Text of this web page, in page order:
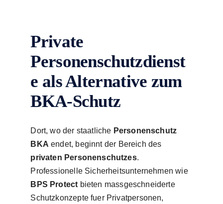
Private
Personenschutzdienst
e als Alternative zum
BKA-Schutz
Dort, wo der staatliche Personenschutz
BKA endet, beginnt der Bereich des
privaten Personenschutzes.
Professionelle Sicherheitsunternehmen wie
BPS Protect bieten massgeschneiderte
Schutzkonzepte fuer Privatpersonen,